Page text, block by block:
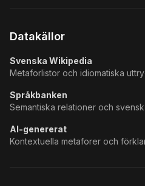
Datakällor
Svenska Wikipedia
Metaforlistor och idiomatiska
Språkbanken
Semantiska relationer och
AI-genererat
Kontextuella metaforer och